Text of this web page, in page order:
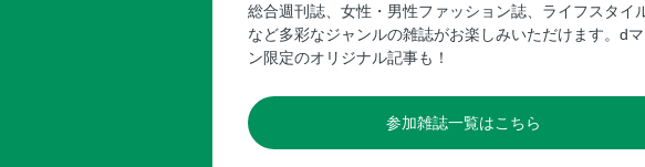
総合週刊誌、女性・男性ファッション誌、ライフスタイ
など多彩なジャンルの雑誌がお楽しみいただけます。d
ン限定のオリジナル記事も！
参加雑誌一覧はこちら